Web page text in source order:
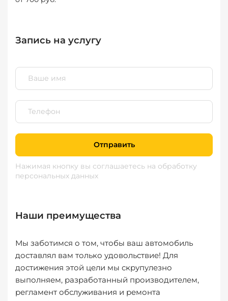
Запись на услугу
Отправить
Нажимая кнопку вы соглашаетесь на обработку
персональных данных
Наши преимущества
Мы заботимся о том, чтобы ваш автомобиль
доставлял вам только удовольствие! Для
достижения этой цели мы скрупулезно
выполняем, разработанный производителем,
регламент обслуживания и ремонта